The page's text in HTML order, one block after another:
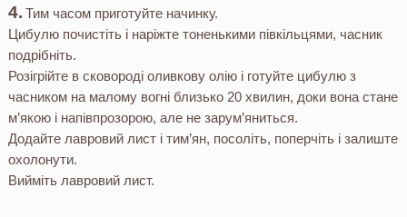
Тим часом приготуйте начинку.
Цибулю почистіть і наріжте тоненькими півкільцями, часник
подрібніть.
Розігрійте в сковороді оливкову олію і готуйте цибулю з
часником на малому вогні близько 20 хвилин, доки вона стане
м’якою і напівпрозорою, але не зарум’яниться.
Додайте лавровий лист і тим’ян, посоліть, поперчіть і залиште
охолонути.
Вийміть лавровий лист.